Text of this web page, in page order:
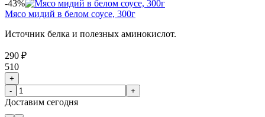
-43%
Мясо мидий в белом соусе, 300г
Источник белка и полезных аминокислот.
290 ₽
510
+
-
+
Доставим сегодня